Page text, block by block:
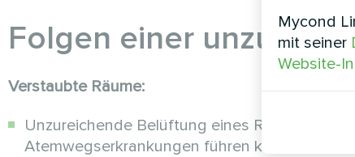
Folgen einer
Verstaubte Räume:
Unzureichende Belüftung eines Raums
Atemwegserkrankungen führen kann.
Mycond
mit seiner
Website-